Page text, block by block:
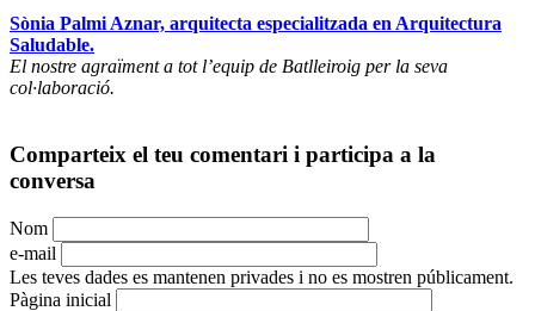
Sònia Palmi Aznar, arquitecta especialitzada en Arquitectura
Saludable.
El nostre agraïment a tot l’equip de Batlleiroig per la seva
col·laboració.
Comparteix el teu comentari i participa a la
conversa
Nom
e-mail
Les teves dades es mantenen privades i no es mostren públicament.
Pàgina inicial